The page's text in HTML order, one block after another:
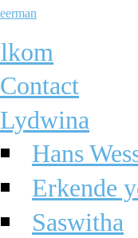
Contact
Lydwina
Hans
Erkende
Saswitha